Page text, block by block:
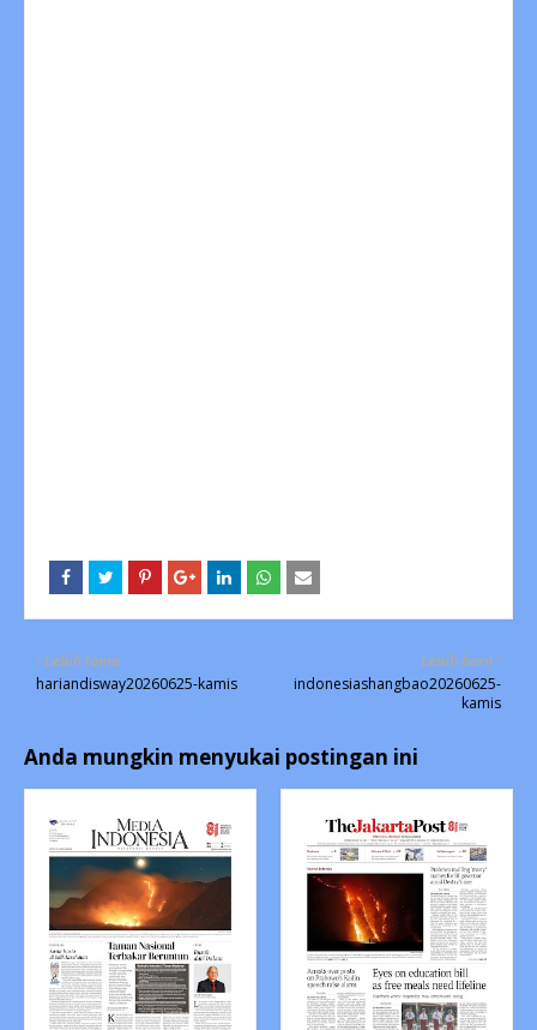
Lebih baru
indonesiashangbao20260625-
kamis
Lebih lama
hariandisway20260625-kamis
Anda mungkin menyukai postingan ini